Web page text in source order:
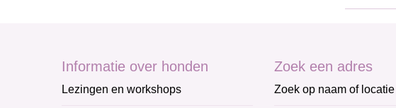
Informatie over honden
Lezingen en workshops
Zoek een adres
Zoek op naam of locatie